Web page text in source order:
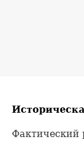
Фактический